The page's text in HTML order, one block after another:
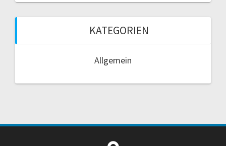
KATEGORIEN
Allgemein